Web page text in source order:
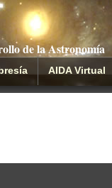
de la Astronomía
AIDA Virtual